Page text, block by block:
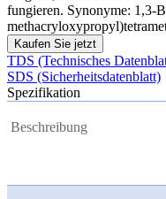
fungieren. Synonyme: 1,3-
Kaufen Sie jetzt
TDS (Technisches
SDS (Sicherheitsdatenblatt)
Spezifikation
Beschreibung